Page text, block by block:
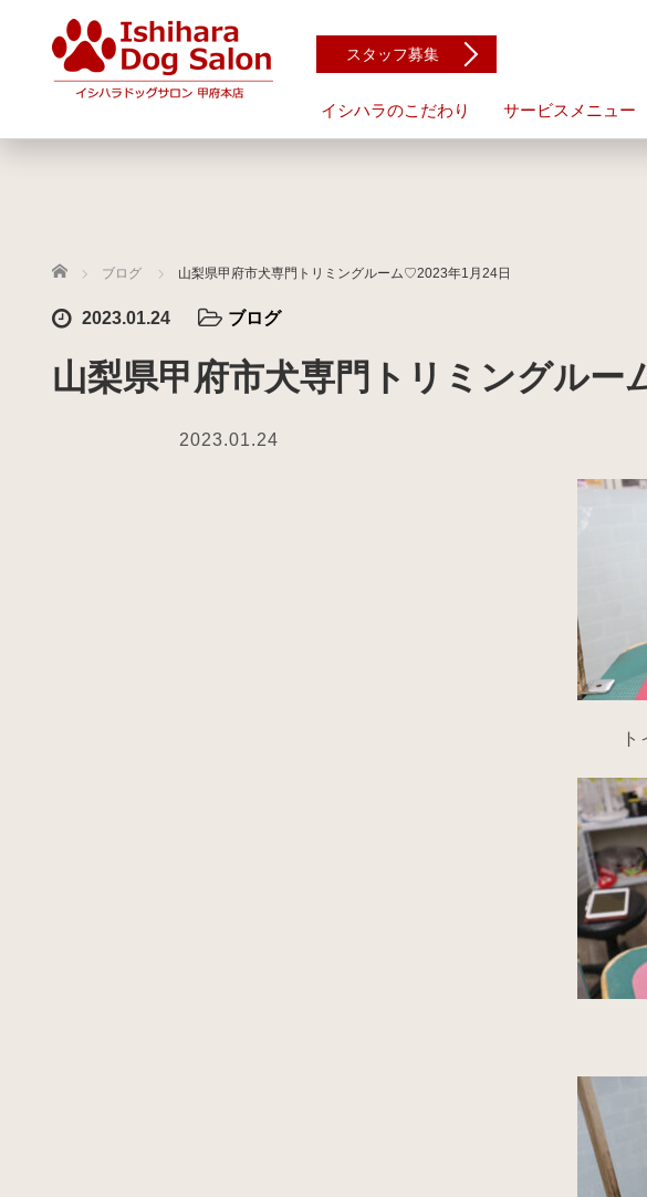
イシハラのこだわり サービスメニュー
スタッフ募集
ホーム ブログ 山梨県甲府市犬専門トリミングルーム♡2023年1月24日
2023.01.24 ブログ
山梨県甲府市犬専門トリミングルー
2023.01.24